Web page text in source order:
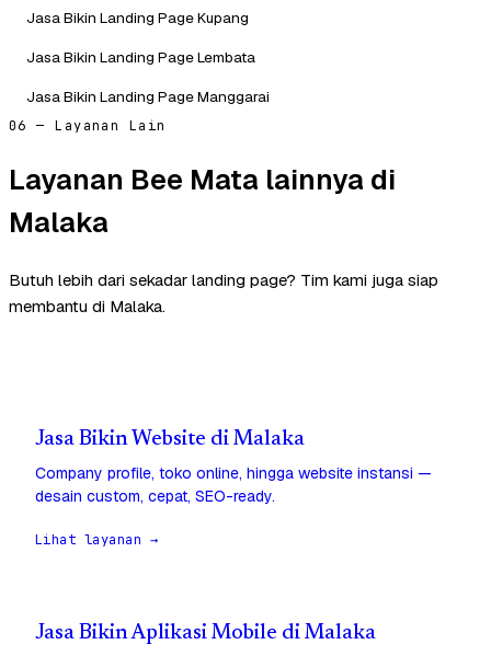
Jasa Bikin Landing Page Kupang
Jasa Bikin Landing Page Lembata
Jasa Bikin Landing Page Manggarai
06 — Layanan Lain
Layanan Bee Mata lainnya di
Malaka
Butuh lebih dari sekadar landing page? Tim kami juga siap
membantu di Malaka.
Jasa Bikin Website di Malaka
Company profile, toko online, hingga website instansi —
desain custom, cepat, SEO-ready.
Lihat layanan →
Jasa Bikin Aplikasi Mobile di Malaka